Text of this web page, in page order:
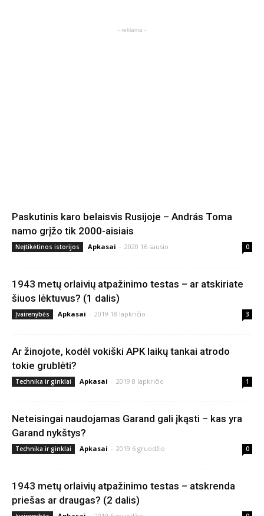
- reklama -
Paskutinis karo belaisvis Rusijoje – András Toma
namo grįžo tik 2000-aisiais
Neįtikėtinos istorijos Apkasai - 2020 16 sausio 0
1943 metų orlaivių atpažinimo testas – ar atskiriate
šiuos lėktuvus? (1 dalis)
Įvairenybės Apkasai - 2019 18 lapkričio 3
Ar žinojote, kodėl vokiški APK laikų tankai atrodo
tokie grublėti?
Technika ir ginklai Apkasai - 2019 8 lapkričio 1
Neteisingai naudojamas Garand gali įkąsti – kas yra
Garand nykštys?
Technika ir ginklai Apkasai - 2019 6 gruodžio 0
1943 metų orlaivių atpažinimo testas – atskrenda
priešas ar draugas? (2 dalis)